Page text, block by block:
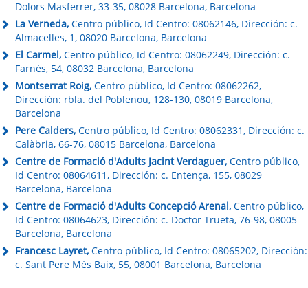
Dolors Masferrer, 33-35, 08028 Barcelona, Barcelona
La Verneda, Centro público, Id Centro: 08062146, Dirección: c.
Almacelles, 1, 08020 Barcelona, Barcelona
El Carmel, Centro público, Id Centro: 08062249, Dirección: c.
Farnés, 54, 08032 Barcelona, Barcelona
Montserrat Roig, Centro público, Id Centro: 08062262,
Dirección: rbla. del Poblenou, 128-130, 08019 Barcelona,
Barcelona
Pere Calders, Centro público, Id Centro: 08062331, Dirección: c.
Calàbria, 66-76, 08015 Barcelona, Barcelona
Centre de Formació d'Adults Jacint Verdaguer, Centro público,
Id Centro: 08064611, Dirección: c. Entença, 155, 08029
Barcelona, Barcelona
Centre de Formació d'Adults Concepció Arenal, Centro público,
Id Centro: 08064623, Dirección: c. Doctor Trueta, 76-98, 08005
Barcelona, Barcelona
Francesc Layret, Centro público, Id Centro: 08065202, Dirección:
c. Sant Pere Més Baix, 55, 08001 Barcelona, Barcelona